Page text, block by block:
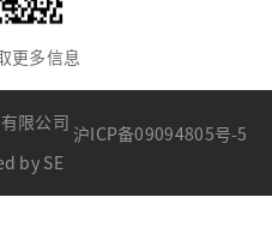
更多信息
限公司
沪ICP备09094805号-5
by SE